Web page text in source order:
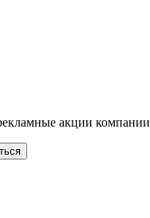
акции компании